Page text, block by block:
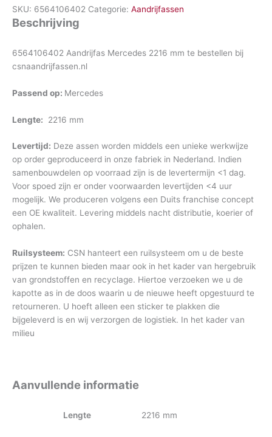
SKU: 6564106402 Categorie: Aandrijfassen
Beschrijving
6564106402 Aandrijfas Mercedes 2216 mm te bestellen bij
csnaandrijfassen.nl
Passend op: Mercedes
Lengte: 2216 mm
Levertijd: Deze assen worden middels een unieke werkwijze
op order geproduceerd in onze fabriek in Nederland. Indien
samenbouwdelen op voorraad zijn is de levertermijn <1 dag.
Voor spoed zijn er onder voorwaarden levertijden <4 uur
mogelijk. We produceren volgens een Duits franchise concept
een OE kwaliteit. Levering middels nacht distributie, koerier of
ophalen.
Ruilsysteem: CSN hanteert een ruilsysteem om u de beste
prijzen te kunnen bieden maar ook in het kader van hergebruik
van grondstoffen en recyclage. Hiertoe verzoeken we u de
kapotte as in de doos waarin u de nieuwe heeft opgestuurd te
retourneren. U hoeft alleen een sticker te plakken die
bijgeleverd is en wij verzorgen de logistiek. In het kader van
milieu
Aanvullende informatie
Lengte 2216 mm